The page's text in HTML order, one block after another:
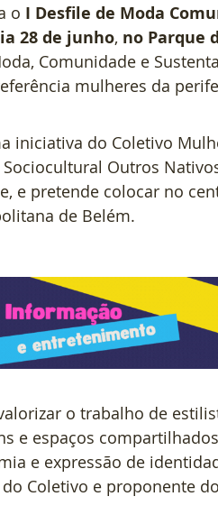
o I Desfile de Moda
28 de junho, no Parque
Comunidade e
mulheres da
iniciativa do Coletivo
Sociocultural Outros
e pretende colocar no
de Belém.
o trabalho de
e espaços
e expressão de
Coletivo e proponente